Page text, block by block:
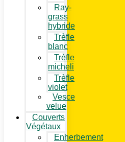
Ray-
grass
hybride
Trèfle
blanc
Trèfle
micheli
Trèfle
violet
Vesce
velue
Couverts
Végétaux
Enherbement